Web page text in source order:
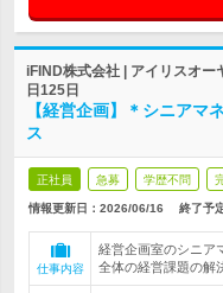
iFIND株式会社 | アイリスオ
日125日
【経営企画】＊シニアマ
ス
正社員 急募 学歴不問
情報更新日：2026/06/16 終了予
仕事内容
経営企画室のシニア
全体の経営課題の解